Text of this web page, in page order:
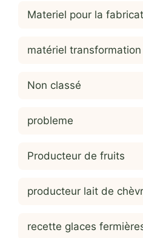
Materiel pour la
matériel transformation
Non classé
probleme
Producteur de fruits
producteur lait de
recette glaces